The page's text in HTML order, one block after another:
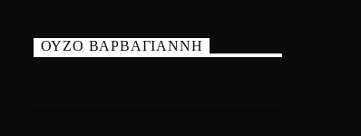
ΟΥΖΟ ΒΑΡΒΑΓΙΑΝΝΗ